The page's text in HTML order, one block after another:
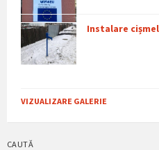
Instalare
VIZUALIZARE GALERIE
CAUTĂ